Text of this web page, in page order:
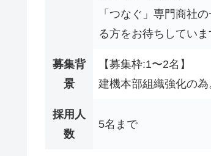
「つなぐ」専門商社
る方をお待ちしていま
募集背
景
【募集枠:1〜2名】
建機本部組織強化の為
採用人
数
5名まで